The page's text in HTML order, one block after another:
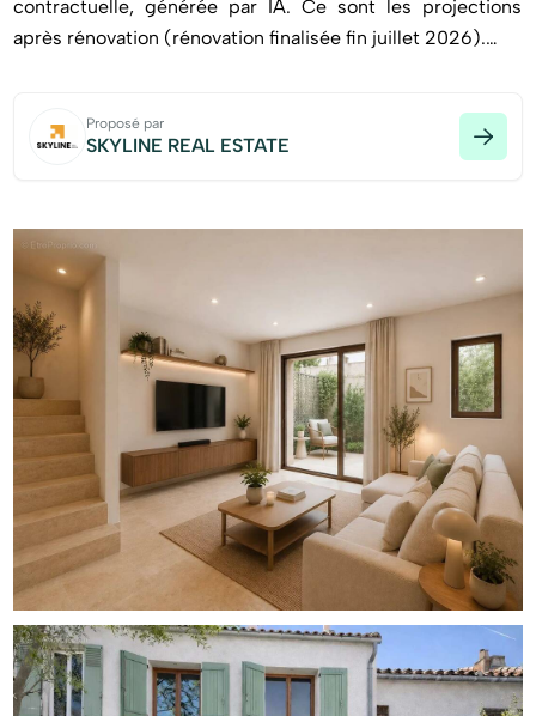
contractuelle, générée par IA. Ce sont les projections
après rénovation (rénovation finalisée fin juillet 2026).
Skyline Real Estate vous propose à la vente cette maison
100m du métro.
Découvrez cette maison dans le village composée au rdc
d'une cuisine, une buanderie, un séjour donnant sur un
jardin au calme et ensoleillé, un suite parentale, une
grande chambre, une salle de bain et au 2e étage une
chambre d'adolescent.
Entièrement rénové en 2026, elle disposera de
climatisation dans toutes les pièces.
Proposé par
SKYLINE REAL ESTATE